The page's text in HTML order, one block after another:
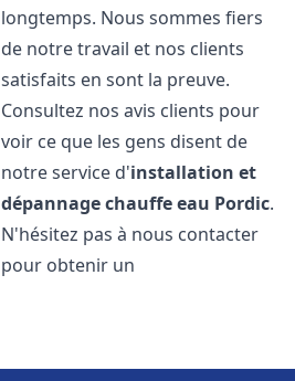
longtemps. Nous sommes fiers
de notre travail et nos clients
satisfaits en sont la preuve.
Consultez nos avis clients pour
voir ce que les gens disent de
notre service d'installation et
dépannage chauffe eau Pordic.
N'hésitez pas à nous contacter
pour obtenir un